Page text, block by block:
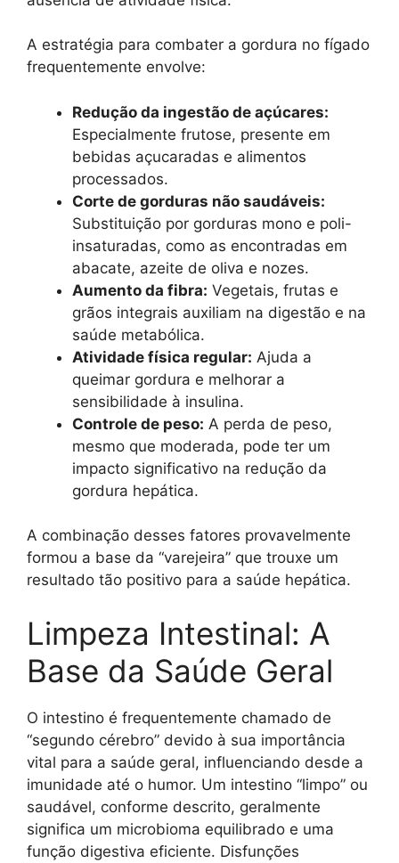
A estratégia para combater a gordura no fígado
frequentemente envolve:
Redução da ingestão de açúcares:
Especialmente frutose, presente em
bebidas açucaradas e alimentos
processados.
Corte de gorduras não saudáveis:
Substituição por gorduras mono e poli-
insaturadas, como as encontradas em
abacate, azeite de oliva e nozes.
Aumento da fibra: Vegetais, frutas e
grãos integrais auxiliam na digestão e na
saúde metabólica.
Atividade física regular: Ajuda a
queimar gordura e melhorar a
sensibilidade à insulina.
Controle de peso: A perda de peso,
mesmo que moderada, pode ter um
impacto significativo na redução da
gordura hepática.
A combinação desses fatores provavelmente
formou a base da “varejeira” que trouxe um
resultado tão positivo para a saúde hepática.
Limpeza Intestinal: A
Base da Saúde Geral
O intestino é frequentemente chamado de
“segundo cérebro” devido à sua importância
vital para a saúde geral, influenciando desde a
imunidade até o humor. Um intestino “limpo” ou
saudável, conforme descrito, geralmente
significa um microbioma equilibrado e uma
função digestiva eficiente. Disfunções